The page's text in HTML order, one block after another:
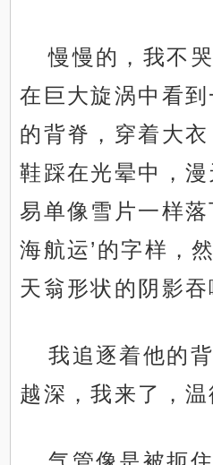
慢慢的，我不
在巨大旋涡中看
的背脊，穿着大
鞋踩在光晕中，
易单像雪片一样落
海航运’的字样，
天翁形状的阴影吞
我追逐着他的
越深，我来了，